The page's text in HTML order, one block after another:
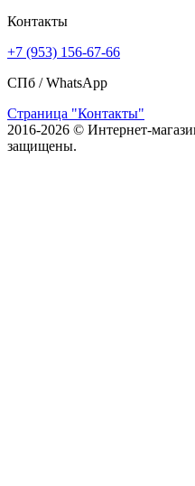
Контакты
+7 (953) 156-67-66
СПб /WhatsApp
Страница "Контакты"
2016-2026 © Интернет-
защищены.